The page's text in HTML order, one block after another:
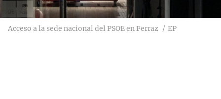
Acceso a la sede nacional del PSOE en Ferraz EP